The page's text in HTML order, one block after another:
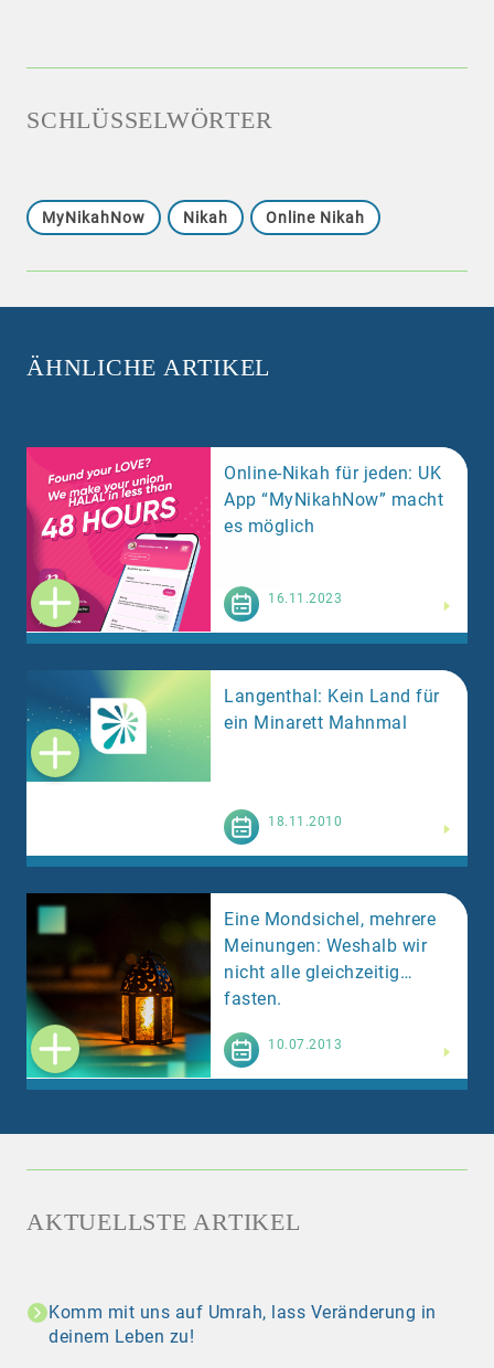
SCHLÜSSELWÖRTER
MyNikahNow Nikah Online Nikah
ÄHNLICHE ARTIKEL
Online-Nikah für jeden: UK
App “MyNikahNow” macht
es möglich
16.11.2023
Langenthal: Kein Land für
ein Minarett Mahnmal
18.11.2010
Eine Mondsichel, mehrere
Meinungen: Weshalb wir
nicht alle gleichzeitig
fasten.
10.07.2013
AKTUELLSTE ARTIKEL
Komm mit uns auf Umrah, lass Veränderung in
deinem Leben zu!